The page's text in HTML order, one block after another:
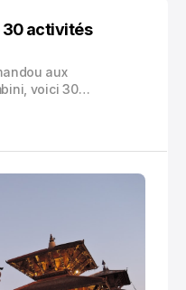
30 activités
aux
voici 30
villages et